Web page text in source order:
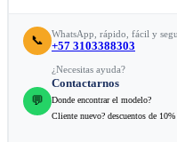
📞 WhatsApp, rápido, fácil y
+57 3103388303
💬
¿Necesitas ayuda?
Contactarnos
Donde encontrar el modelo?
Cliente nuevo? descuentos de